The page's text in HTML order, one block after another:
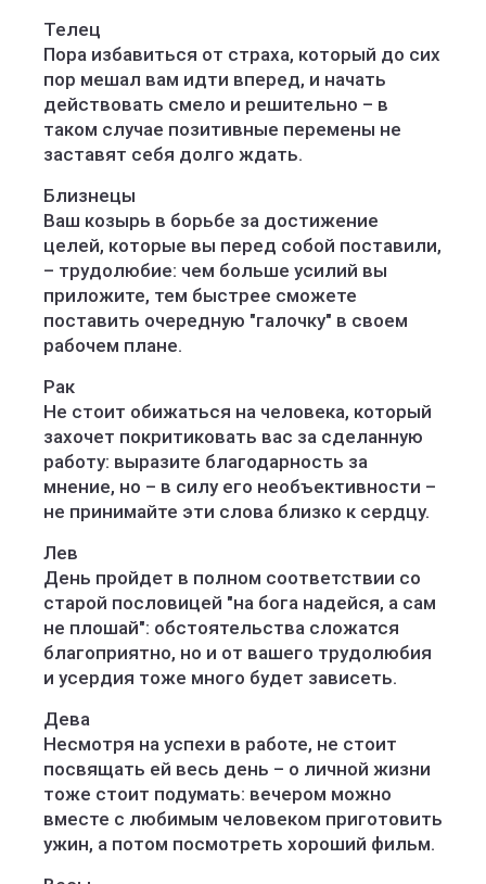
Телец
Пора избавиться от страха, который до сих
пор мешал вам идти вперед, и начать
действовать смело и решительно – в
таком случае позитивные перемены не
заставят себя долго ждать.
Близнецы
Ваш козырь в борьбе за достижение
целей, которые вы перед собой поставили,
– трудолюбие: чем больше усилий вы
приложите, тем быстрее сможете
поставить очередную "галочку" в своем
рабочем плане.
Рак
Не стоит обижаться на человека, который
захочет покритиковать вас за сделанную
работу: выразите благодарность за
мнение, но – в силу его необъективности –
не принимайте эти слова близко к сердцу.
Лев
День пройдет в полном соответствии со
старой пословицей "на бога надейся, а сам
не плошай": обстоятельства сложатся
благоприятно, но и от вашего трудолюбия
и усердия тоже много будет зависеть.
Дева
Несмотря на успехи в работе, не стоит
посвящать ей весь день – о личной жизни
тоже стоит подумать: вечером можно
вместе с любимым человеком приготовить
ужин, а потом посмотреть хороший фильм.